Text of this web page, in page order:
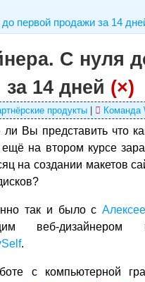
первой продажи за 14
С нуля
14 дней (×)
продукты| Команда
Вы представить что
ещё на втором курсе
на создании макетов
так и было с
веб-
.
с компьютерной